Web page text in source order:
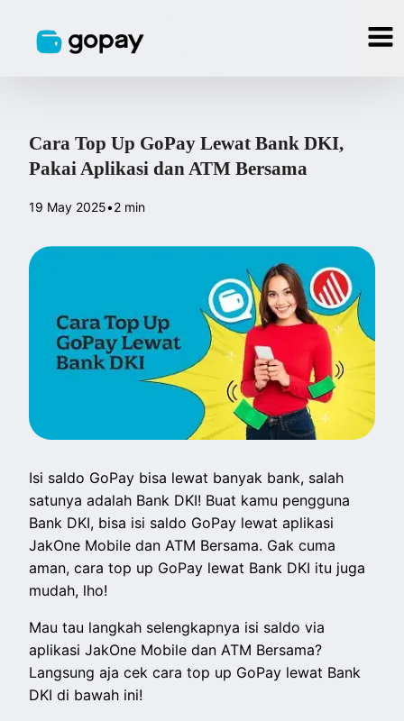
Cara Top Up GoPay Lewat Bank DKI,
Pakai Aplikasi dan ATM Bersama
19 May 2025•2 min
Isi saldo GoPay bisa lewat banyak bank, salah
satunya adalah Bank DKI! Buat kamu pengguna
Bank DKI, bisa isi saldo GoPay lewat aplikasi
JakOne Mobile dan ATM Bersama. Gak cuma
aman, cara top up GoPay lewat Bank DKI itu juga
mudah, lho!
Mau tau langkah selengkapnya isi saldo via
aplikasi JakOne Mobile dan ATM Bersama?
Langsung aja cek cara top up GoPay lewat Bank
DKI di bawah ini!